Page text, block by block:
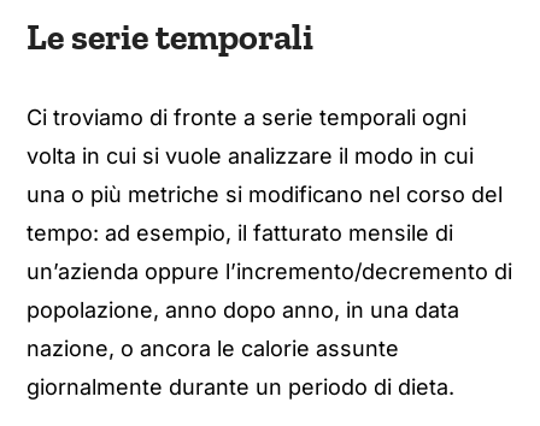
Le serie temporali
Ci troviamo di fronte a serie temporali ogni
volta in cui si vuole analizzare il modo in cui
una o più metriche si modificano nel corso del
tempo: ad esempio, il fatturato mensile di
un’azienda oppure l’incremento/decremento di
popolazione, anno dopo anno, in una data
nazione, o ancora le calorie assunte
giornalmente durante un periodo di dieta.